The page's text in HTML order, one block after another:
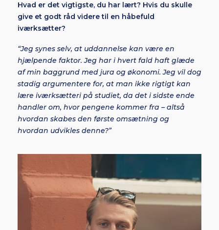
Hvad er det vigtigste, du har lært? Hvis du skulle
give et godt råd videre til en håbefuld
iværksætter?
“Jeg synes selv, at uddannelse kan være en
hjælpende faktor. Jeg har i hvert fald haft glæde
af min baggrund med jura og økonomi. Jeg vil dog
stadig argumentere for, at man ikke rigtigt kan
lære iværksætteri på studiet, da det i sidste ende
handler om, hvor pengene kommer fra – altså
hvordan skabes den første omsætning og
hvordan udvikles denne?”